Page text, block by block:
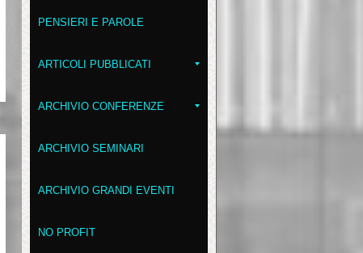
PENSIERI E PAROLE
ARTICOLI PUBBLICATI
ARCHIVIO CONFERENZE
ARCHIVIO SEMINARI
ARCHIVIO GRANDI EVENTI
NO PROFIT